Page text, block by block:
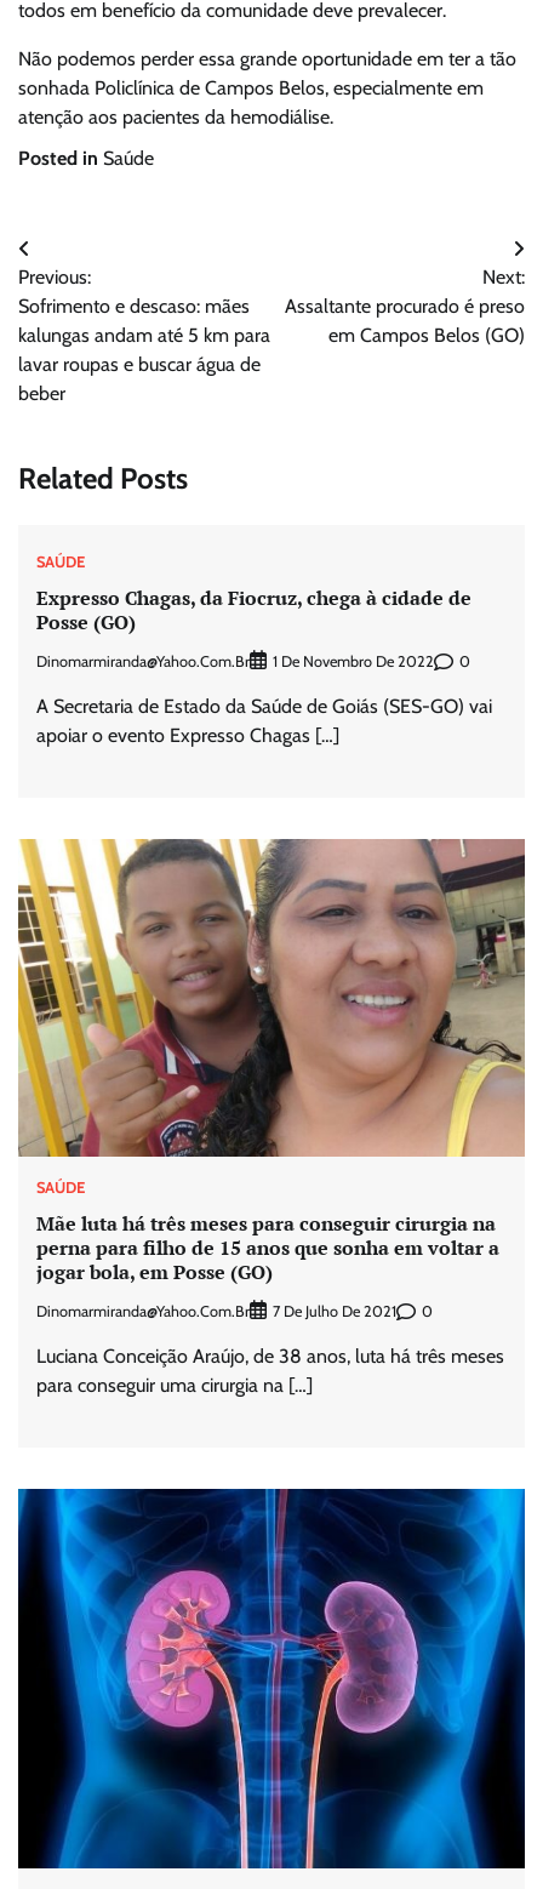
todos em benefício da comunidade deve prevalecer.
Não podemos perder essa grande oportunidade em ter a tão
sonhada Policlínica de Campos Belos, especialmente em
atenção aos pacientes da hemodiálise.
Posted in Saúde
Navegação
de
Post
Previous:
Sofrimento e descaso: mães
kalungas andam até 5 km para
lavar roupas e buscar água de
beber
Next:
Assaltante procurado é preso
em Campos Belos (GO)
Related Posts
SAÚDE
Expresso Chagas, da Fiocruz, chega à cidade de
Posse (GO)
Dinomarmiranda@yahoo.com.br 1 De Novembro De 2022 0
A Secretaria de Estado da Saúde de Goiás (SES-GO) vai
apoiar o evento Expresso Chagas […]
SAÚDE
Mãe luta há três meses para conseguir cirurgia na
perna para filho de 15 anos que sonha em voltar a
jogar bola, em Posse (GO)
Dinomarmiranda@yahoo.com.br 7 De Julho De 2021 0
Luciana Conceição Araújo, de 38 anos, luta há três meses
para conseguir uma cirurgia na […]